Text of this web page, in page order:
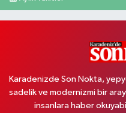
Karadenizde Son Nokta,
sadelik ve modernizmi bir
insanlara haber